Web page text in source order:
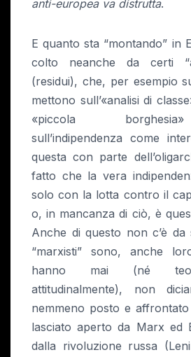
anti-europea va distrutta.
E quanto sta “montando” in
colto neanche da certi
(residui), che, per esempio
mettono sull’«analisi di
«piccola
sull’indipendenza come
questa con parte
fatto che la vera
solo con la lotta contro il
o, in mancanza di ciò, è
Anche di questo non c’è da
“marxisti” sono, anche
hanno mai (né
attitudinalmente), non
nemmeno posto e
lasciato aperto da Marx ed
dalla rivoluzione russa